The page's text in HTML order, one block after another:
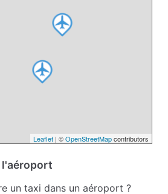
Leaflet| ©OpenStreetMapcontributors
l'aéroport
un taxi dans un aéroport ?